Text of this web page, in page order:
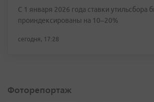
С 1 января 2026 года ставки утильсбора
проиндексированы на 10–20%
сегодня, 17:28
Фоторепортаж